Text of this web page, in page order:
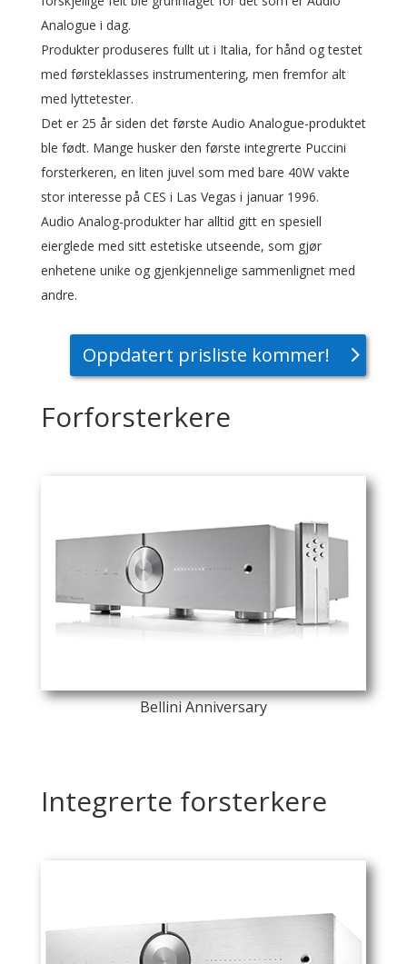
Analogue i dag.
Produkter produseres fullt ut i Italia, for hånd og testet
med førsteklasses instrumentering, men fremfor alt
med lyttetester.
Det er 25 år siden det første Audio Analogue-produktet
ble født. Mange husker den første integrerte Puccini
forsterkeren, en liten juvel som med bare 40W vakte
stor interesse på CES i Las Vegas i januar 1996.
Audio Analog-produkter har alltid gitt en spesiell
eierglede med sitt estetiske utseende, som gjør
enhetene unike og gjenkjennelige sammenlignet med
andre.
Oppdatert prisliste kommer!
Forforsterkere
Bellini Anniversary
Integrerte forsterkere